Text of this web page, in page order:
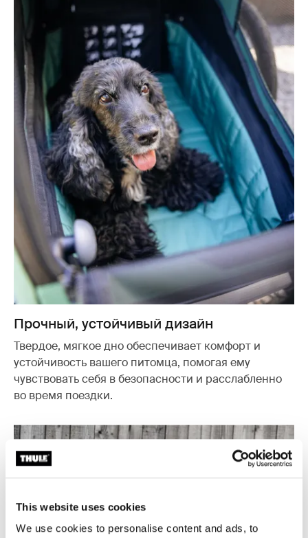
This website uses cookies
We use cookies to personalise content and ads, to
Прочный, устойчивый дизайн
Твердое, мягкое дно обеспечивает комфорт и
устойчивость вашего питомца, помогая ему
чувствовать себя в безопасности и расслабленно
во время поездки.